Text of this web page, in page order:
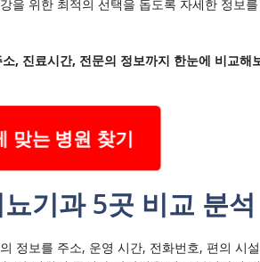
을 위한 최적의 선택을 돕도록 자세한 정보
, 진료시간, 전문의 정보까지 한눈에 비교해
맞는 병원 찾기
기과 5곳 비교 분석
정보를 주소, 운영 시간, 전화번호, 편의 시